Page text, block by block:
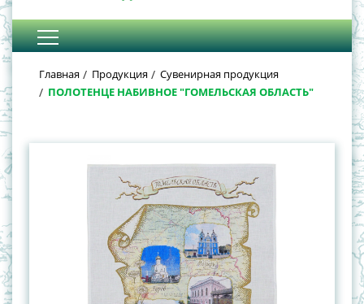
Главная Продукция
Сувенирная продукция
ПОЛОТЕНЦЕ НАБИВНОЕ "ГОМЕЛЬСКАЯ ОБЛАСТЬ"